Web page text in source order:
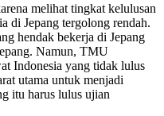
melihat tingkat kelulusan
di Jepang tergolong rendah.
hendak bekerja di Jepang
Namun, TMU
Indonesia yang tidak lulus
utama untuk menjadi
itu harus lulus ujian